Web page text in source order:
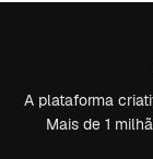
A plataforma
Mais de 1